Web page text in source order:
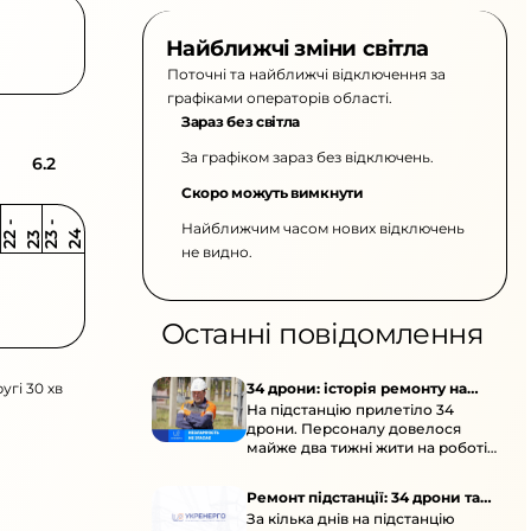
6.2
2 2
-
2 3 2 3
-
2 4
30 хв
Найближчі зміни світла
Поточні та найближчі відключення за
графіками операторів області.
Зараз без світла
За графіком зараз без відключень.
Скоро можуть вимкнути
Найближчим часом нових відключень
не видно.
Останні повідомлення
34 дрони: історія ремонту на
підстанції
На підстанцію прилетіло 34
дрони. Персоналу довелося
майже два тижні жити на роботі
Ремонт підстанції: 34 дрони та
окупація
За кілька днів на підстанцію